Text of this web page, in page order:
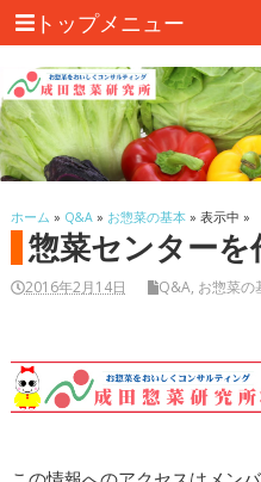
トップメニュー
ホーム » Q&A» お惣菜の基本» 表示中 »
惣菜センター
2016年2月14日 Q&A, お惣菜の